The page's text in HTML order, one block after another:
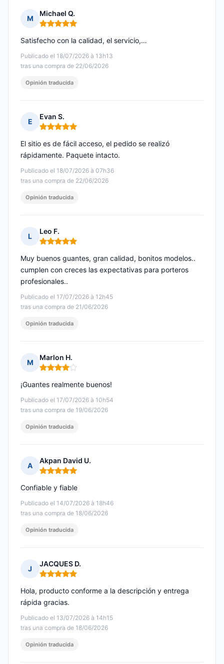
M
Michael Q.
Nota: 5 de 5
Publicado el 18/07/2026 à 13h13
tras una compra de 22/06/2026
Satisfecho con la calidad, el servicio,…
Opinión traducida
E
Evan S.
Nota: 5 de 5
Publicado el 18/07/2026 à 07h36
tras una compra de 22/06/2026
El sitio es de fácil acceso, el pedido se realizó
rápidamente. Paquete intacto.
Opinión traducida
L
Leo F.
Nota: 5 de 5
Publicado el 17/07/2026 à 12h45
tras una compra de 21/06/2026
Muy buenos guantes, gran calidad, bonitos modelos..
cumplen con creces las expectativas para porteros
profesionales..
Opinión traducida
M
Marlon H.
Nota: 4 de 5
Publicado el 17/07/2026 à 10h54
tras una compra de 19/06/2026
¡Guantes realmente buenos!
Opinión traducida
A
Akpan David U.
Nota: 5 de 5
Publicado el 14/07/2026 à 18h46
tras una compra de 18/06/2026
Confiable y fiable
Opinión traducida
J
JACQUES D.
Nota: 5 de 5
Publicado el 13/07/2026 à 14h15
tras una compra de 18/06/2026
Hola, producto conforme a la descripción y entrega
rápida gracias.
Opinión traducida